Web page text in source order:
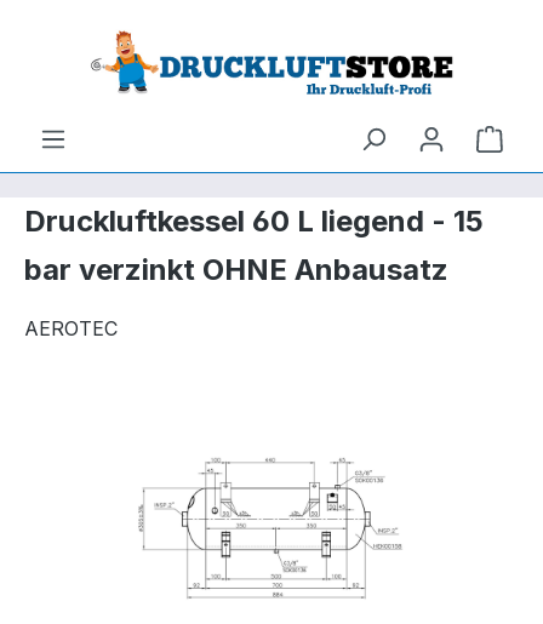
Hauptinhalt springen
Zur Suche springen
Druckluftkessel 60 L liegend - 15
bar verzinkt OHNE Anbausatz
AEROTEC